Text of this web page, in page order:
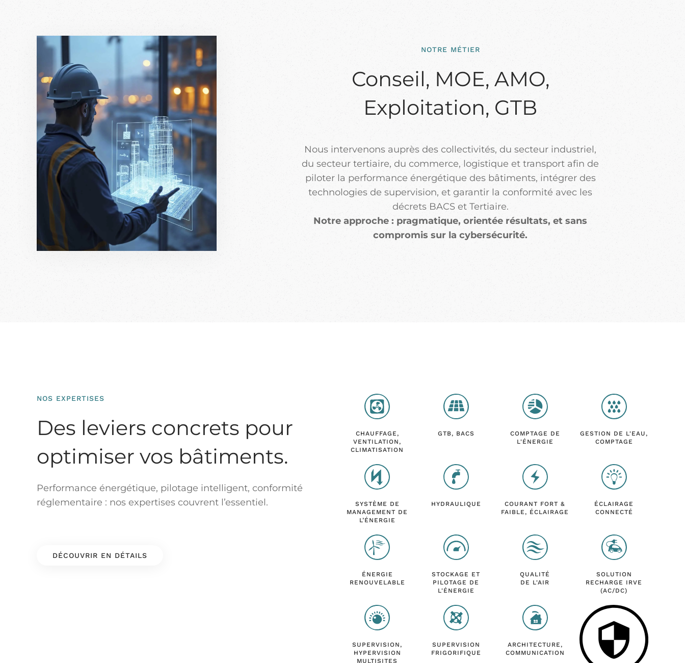
NOTRE MÉTIER
Conseil, MOE, AMO,
Exploitation, GTB
Nous intervenons auprès des collectivités, du secteur industriel,
du secteur tertiaire, du commerce, logistique et transport afin de
piloter la performance énergétique des bâtiments, intégrer des
technologies de supervision, et garantir la conformité avec les
décrets BACS et Tertiaire.
Notre approche : pragmatique, orientée résultats, et sans
compromis sur la cybersécurité.
NOS EXPERTISES
Des leviers concrets pour
optimiser vos bâtiments.
Performance énergétique, pilotage intelligent, conformité
réglementaire : nos expertises couvrent l’essentiel.
DÉCOUVRIR EN DÉTAILS
CHAUFFAGE,
VENTILATION,
CLIMATISATION
GTB, BACS
COMPTAGE DE
L'ÉNERGIE
GESTION DE L'EAU,
COMPTAGE
SYSTÈME DE
MANAGEMENT DE
L’ÉNERGIE
HYDRAULIQUE
COURANT FORT &
FAIBLE, ÉCLAIRAGE
ÉCLAIRAGE
CONNECTÉ
ÉNERGIE
RENOUVELABLE
STOCKAGE ET
PILOTAGE DE
L'ÉNERGIE
QUALITÉ
DE L'AIR
SOLUTION
RECHARGE IRVE
(AC/DC)
SUPERVISION,
HYPERVISION
MULTISITES
SUPERVISION
FRIGORIFIQUE
ARCHITECTURE,
COMMUNICATION